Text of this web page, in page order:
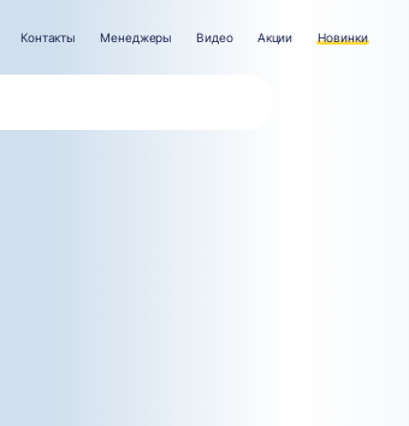
Контакты Менеджеры Видео Акции Новинки